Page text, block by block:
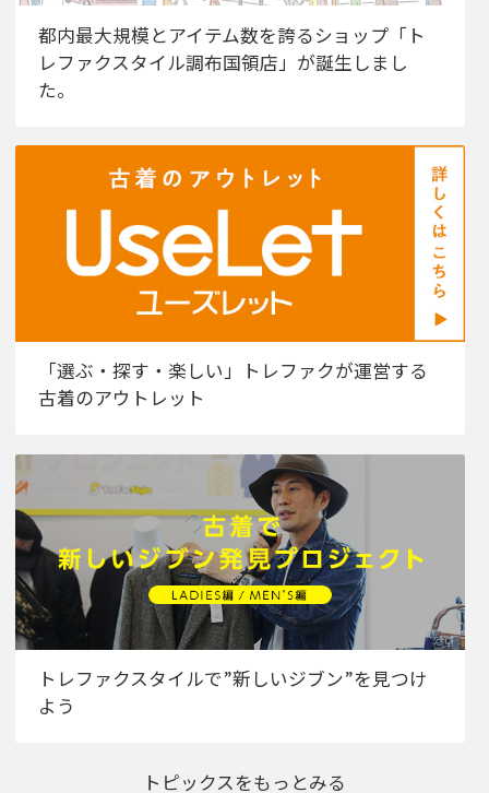
都内最大規模とアイテム数を誇るショップ「ト
レファクスタイル調布国領店」が誕生しまし
た。
「選ぶ・探す・楽しい」トレファクが運営する
古着のアウトレット
トレファクスタイルで”新しいジブン”を見つけ
よう
トピックスをもっとみる